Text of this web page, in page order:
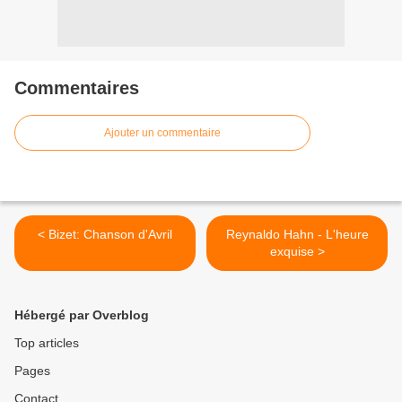
Commentaires
Ajouter un commentaire
< Bizet: Chanson d'Avril
Reynaldo Hahn - L'heure
exquise >
Hébergé par Overblog
Top articles
Pages
Contact